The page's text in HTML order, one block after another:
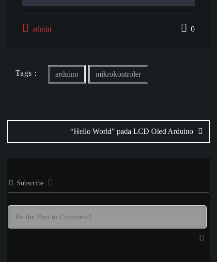
admin 0
Tags : arduino mikrokontroler
“Hello World” pada LCD Oled Arduino
Subscribe